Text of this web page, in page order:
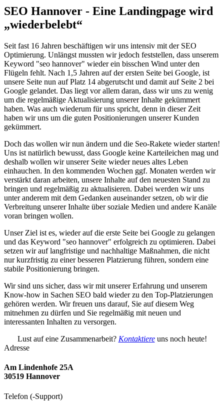
SEO Hannover - Eine Landingpage wird
„wiederbelebt“
Seit fast 16 Jahren beschäftigen wir uns intensiv mit der SEO
Optimierung. Unlängst mussten wir jedoch feststellen, dass unserem
Keyword "seo hannover" wieder ein bisschen Wind unter den
Flügeln fehlt. Nach 1,5 Jahren auf der ersten Seite bei Google, ist
unsere Seite nun auf Platz 14 abgerutscht und damit auf Seite 2 bei
Google gelandet. Das liegt vor allem daran, dass wir uns zu wenig
um die regelmäßige Aktualisierung unserer Inhalte gekümmert
haben. Was auch wiederum für uns spricht, denn in dieser Zeit
haben wir uns um die guten Positionierungen unserer Kunden
gekümmert.
Doch das wollen wir nun ändern und die Seo-Rakete wieder starten!
Uns ist natürlich bewusst, dass Google keine Karteileichen mag und
deshalb wollen wir unserer Seite wieder neues altes Leben
einhauchen. In den kommenden Wochen ggf. Monaten werden wir
verstärkt daran arbeiten, unsere Inhalte auf den neuesten Stand zu
bringen und regelmäßig zu aktualisieren. Dabei werden wir uns
unter anderem mit dem Gedanken auseinander setzen, ob wir die
Verbreitung unserer Inhalte über soziale Medien und andere Kanäle
voran bringen wollen.
Unser Ziel ist es, wieder auf die erste Seite bei Google zu gelangen
und das Keyword "seo hannover" erfolgreich zu optimieren. Dabei
setzen wir auf langfristige und nachhaltige Maßnahmen, die nicht
nur kurzfristig zu einer besseren Platzierung führen, sondern eine
stabile Positionierung bringen.
Wir sind uns sicher, dass wir mit unserer Erfahrung und unserem
Know-how in Sachen SEO bald wieder zu den Top-Platzierungen
gehören werden. Wir freuen uns darauf, Sie auf diesem Weg
mitnehmen zu dürfen und Sie regelmäßig mit neuen und
interessanten Inhalten zu versorgen.
Lust auf eine Zusammenarbeit? Kontaktiereuns noch heute!
Adresse
Am Lindenhofe 25A
30519 Hannover
Telefon (-Support)